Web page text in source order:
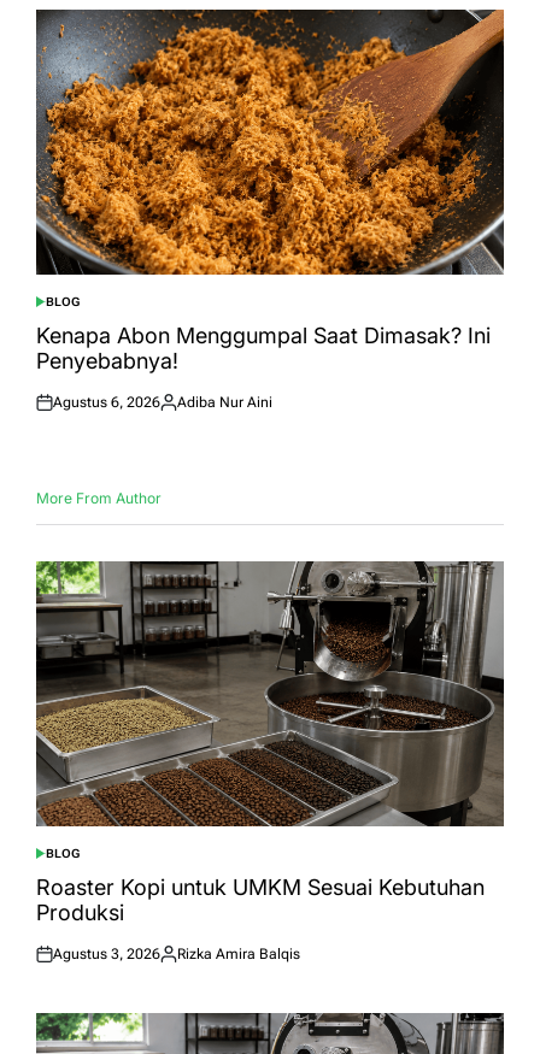
POSTED
IN
BLOG
Kenapa Abon Menggumpal Saat Dimasak? Ini
Penyebabnya!
Posted
Agustus 6, 2026
Posted
Adiba Nur Aini
More From Author
POSTED
IN
BLOG
Roaster Kopi untuk UMKM Sesuai Kebutuhan
Produksi
Posted
Agustus 3, 2026
Posted
Rizka Amira Balqis